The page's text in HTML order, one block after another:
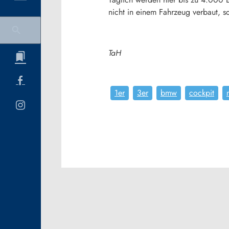
nicht in einem Fahrzeug verbaut,
TaH
1er 3er bmw cockpit